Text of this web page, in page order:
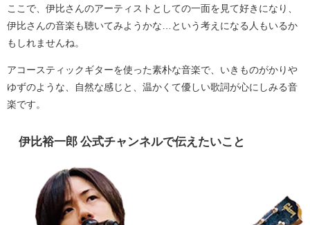
ここで、伊比さんのアーティストとしての一面を見て好きになり、
伊比さんの音楽も聴いてみようかな…という考えになる人もいるか
もしれませんね。
アコースティックギターを使った素朴な音楽で、いきものがかりや
ゆずのような、自然な感じと、温かくて優しい歌詞が心にしみる音
楽です。
伊比裕一郎 公式チャンネルで伝えたいこと